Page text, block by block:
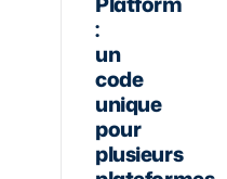
:
un
code
unique
pour
plusieurs